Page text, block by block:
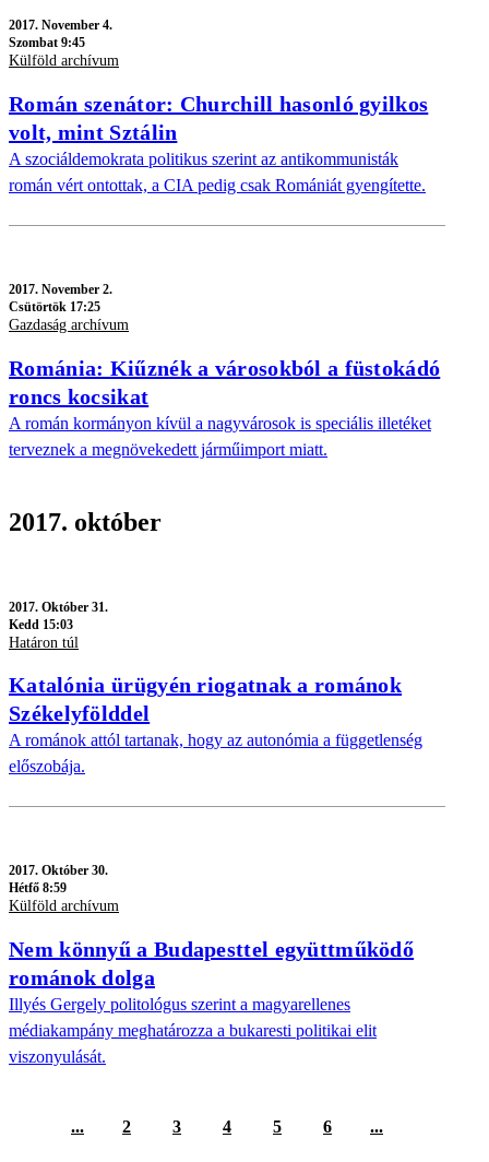
2017. November 4.
Szombat 9:45
Külföld archívum
Román szenátor: Churchill hasonló gyilkos
volt, mint Sztálin
A szociáldemokrata politikus szerint az antikommunisták
román vért ontottak, a CIA pedig csak Romániát gyengítette.
2017. November 2.
Csütörtök 17:25
Gazdaság archívum
Románia: Kiűznék a városokból a füstokádó
roncs kocsikat
A román kormányon kívül a nagyvárosok is speciális illetéket
terveznek a megnövekedett járműimport miatt.
2017. október
2017. Október 31.
Kedd 15:03
Határon túl
Katalónia ürügyén riogatnak a románok
Székelyfölddel
A románok attól tartanak, hogy az autonómia a függetlenség
előszobája.
2017. Október 30.
Hétfő 8:59
Külföld archívum
Nem könnyű a Budapesttel együttműködő
románok dolga
Illyés Gergely politológus szerint a magyarellenes
médiakampány meghatározza a bukaresti politikai elit
viszonyulását.
... 2 3 4 5 6 ...